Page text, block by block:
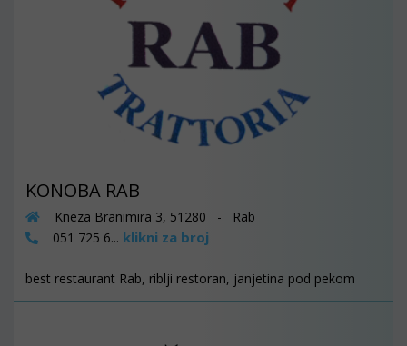
KONOBA RAB
Kneza Branimira 3, 51280 - Rab
051 725 6... klikni za broj
best restaurant Rab, riblji restoran, janjetina pod pekom